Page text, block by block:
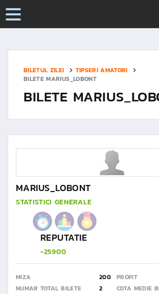
BILETUL ZILEI
TIPSERI AMATORI
BILETE MARIUS_LOBONT
BILETE
MARIUS_LOBONT
STATISTICI GENERALE
REPUTATIE
-25900
MIZA 200 PROFIT
NUMAR TOTAL BILETE
2 COTA MEDIE